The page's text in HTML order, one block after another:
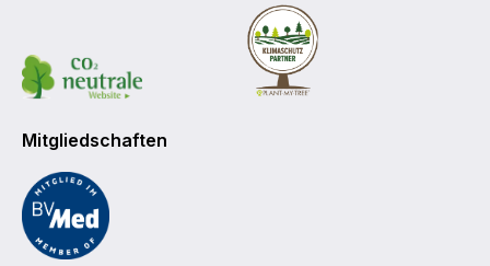
Mitgliedschaften